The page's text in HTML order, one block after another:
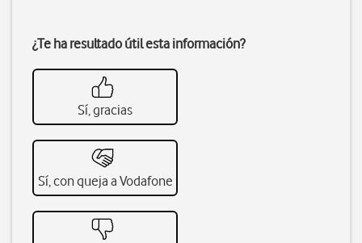
¿Te ha resultado útil esta información?
Sí, gracias
Sí, con queja a Vodafone